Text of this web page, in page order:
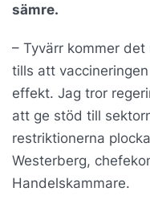
sämre.
– Tyvärr kommer
tills att
effekt. Jag tror
att ge stöd till
restriktionerna
Westerberg,
Handelskammare.